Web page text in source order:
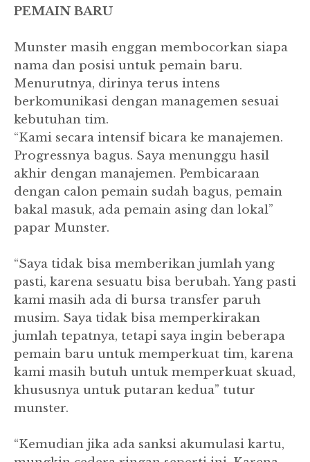
PEMAIN BARU
Munster masih enggan membocorkan siapa
nama dan posisi untuk pemain baru.
Menurutnya, dirinya terus intens
berkomunikasi dengan managemen sesuai
kebutuhan tim.
“Kami secara intensif bicara ke manajemen.
Progressnya bagus. Saya menunggu hasil
akhir dengan manajemen. Pembicaraan
dengan calon pemain sudah bagus, pemain
bakal masuk, ada pemain asing dan lokal”
papar Munster.
“Saya tidak bisa memberikan jumlah yang
pasti, karena sesuatu bisa berubah. Yang pasti
kami masih ada di bursa transfer paruh
musim. Saya tidak bisa memperkirakan
jumlah tepatnya, tetapi saya ingin beberapa
pemain baru untuk memperkuat tim, karena
kami masih butuh untuk memperkuat skuad,
khususnya untuk putaran kedua” tutur
munster.
“Kemudian jika ada sanksi akumulasi kartu,